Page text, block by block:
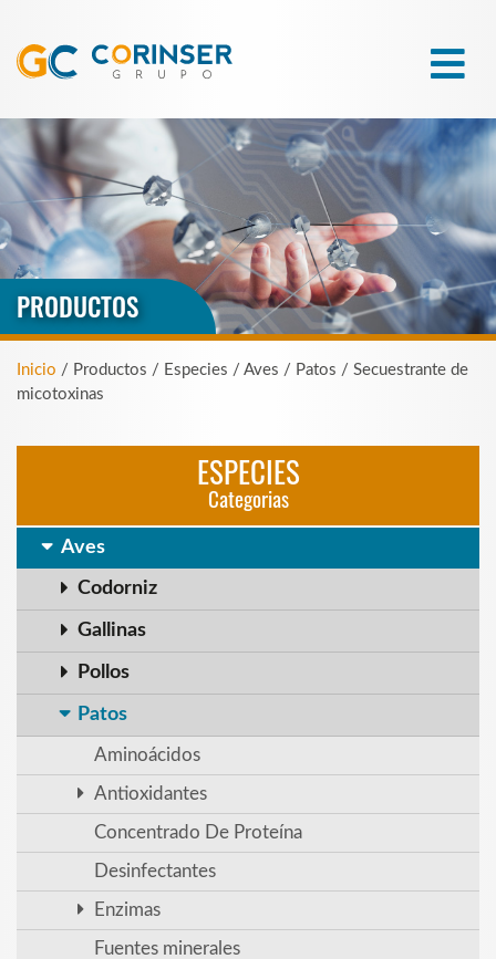
PRODUCTOS
Inicio / Productos / Especies / Aves / Patos / Secuestrante de
micotoxinas
ESPECIES
Categorias
Aves
Codorniz
Gallinas
Pollos
Patos
Aminoácidos
Antioxidantes
Concentrado De Proteína
Desinfectantes
Enzimas
Fuentes minerales